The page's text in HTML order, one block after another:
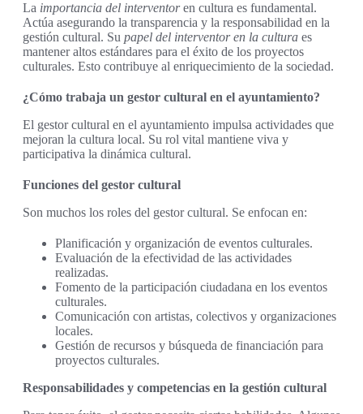
La importancia del interventoren cultura es fundamental.
Actúa asegurando la transparencia y la responsabilidad en la
gestión cultural. Su papel del interventor en la cultura es
mantener altos estándares para el éxito de los proyectos
culturales. Esto contribuye al enriquecimiento de la sociedad.
¿Cómo trabaja un gestor cultural en el ayuntamiento?
El gestor cultural en el ayuntamiento impulsa actividades que
mejoran la cultura local. Su rol vital mantiene viva y
participativa la dinámica cultural.
Funciones del gestor cultural
Son muchos los roles del gestor cultural. Se enfocan en:
Planificación y organización de eventos culturales.
Evaluación de la efectividad de las actividades
realizadas.
Fomento de la participación ciudadana en los eventos
culturales.
Comunicación con artistas, colectivos y organizaciones
locales.
Gestión de recursos y búsqueda de financiación para
proyectos culturales.
Responsabilidades y competencias en la gestión cultural